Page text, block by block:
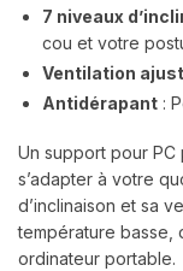
7 niveaux
cou et votre
Ventilation
Antidérapant :
Un support pour
s’adapter à votre
d’inclinaison et sa
température basse,
ordinateur portable.